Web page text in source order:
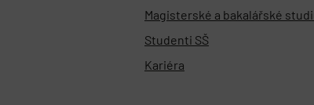
Magisterské a bakalářské
Studenti SŠ
Kariéra